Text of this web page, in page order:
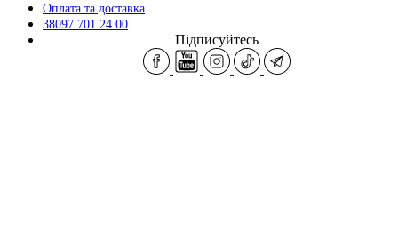
Оплата та доставка
38097 701 24 00
Підписуйтесь